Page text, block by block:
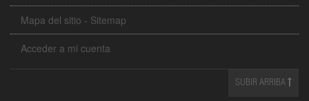
Mapa del sitio - Sitemap
Acceder a mi cuenta
SUBIR ARRIBA